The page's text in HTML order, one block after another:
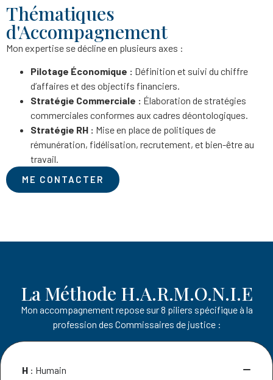
Thématiques
d'Accompagnement
Mon expertise se décline en plusieurs axes :
Pilotage Économique : Définition et suivi du chiffre
d’affaires et des objectifs financiers.
Stratégie Commerciale : Élaboration de stratégies
commerciales conformes aux cadres déontologiques.
Stratégie RH : Mise en place de politiques de
rémunération, fidélisation, recrutement, et bien-être au
travail.
ME CONTACTER
La Méthode H.A.R.M.O.N.I.E
Mon accompagnement repose sur 8 piliers spécifique à la
profession des Commissaires de justice :
H : Humain